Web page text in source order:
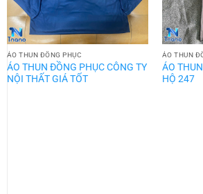
ÁO THUN ĐỒNG PHỤC
ÁO THUN ĐỒNG PHỤC CÔNG TY
NỘI THẤT GIÁ TỐT
ÁO THUN
ÁO
HỘ 247